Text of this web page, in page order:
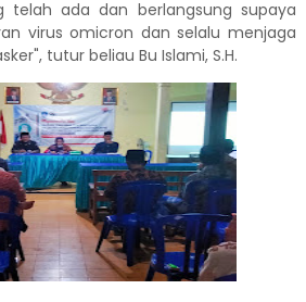
telah ada dan berlangsung supaya
virus omicron dan selalu menjaga
tutur beliau Bu Islami, S.H.